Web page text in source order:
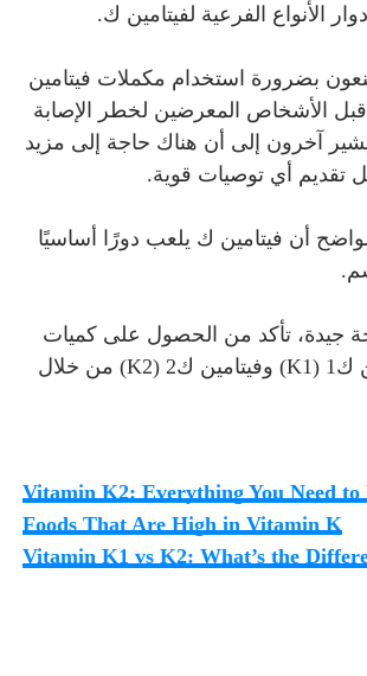
الأنواع الفرعية لفيتامين ك.
بضرورة استخدام مكملات فيتامين
قبل الأشخاص المعرضين لخطر الإصابة
آخرون إلى أن هناك حاجة إلى مزيد
تقديم أي توصيات قوية.
أن فيتامين ك يلعب دورًا أساسيًا
جيدة، تأكد من الحصول على كميات
كافية من فيتامين ك1 (K1) وفيتامين ك2 (K2) من خلال
Vitamin K2: Everything You Need to
Foods That Are High in Vitamin K
Vitamin K1 vs K2: What’s the